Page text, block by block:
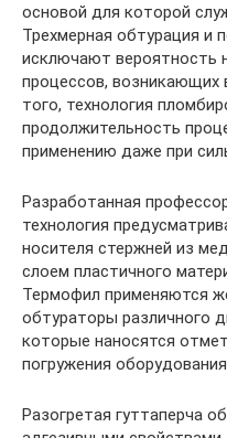
основой для которой
Трехмерная обтурация и
исключают вероятность
процессов, возникающих
того, технология
продолжительность
применению даже при
Разработанная
технология
носителя стержней из
слоем пластичного
Термофил применяются
обтураторы различного
которые наносятся
погружения
Разогретая гуттаперча